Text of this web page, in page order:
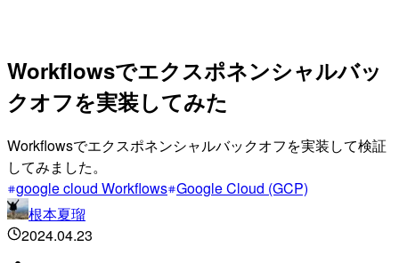
Workflowsでエクスポネンシャルバッ
クオフを実装してみた
Workflowsでエクスポネンシャルバックオフを実装して検証
してみました。
google cloud Workflows Google Cloud (GCP)
根本夏瑠
2024.04.23